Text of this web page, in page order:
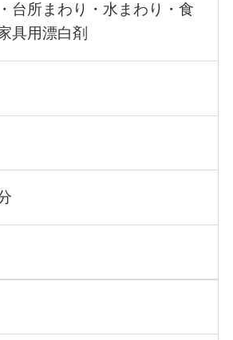
台所まわり・水まわり・食
具用漂白剤